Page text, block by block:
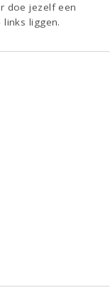
doe jezelf een
liggen.